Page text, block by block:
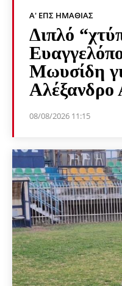
Α' ΕΠΣ ΗΜΑΘΊΑΣ
Διπλό
Μωυσίδη
Αλέξανδρο
08/08/2026 11:15